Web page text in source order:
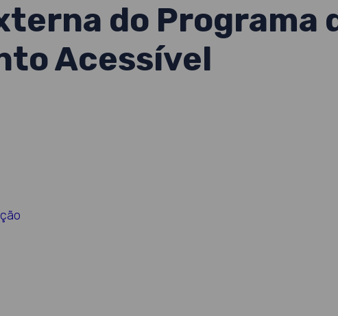
do Programa
Acessível